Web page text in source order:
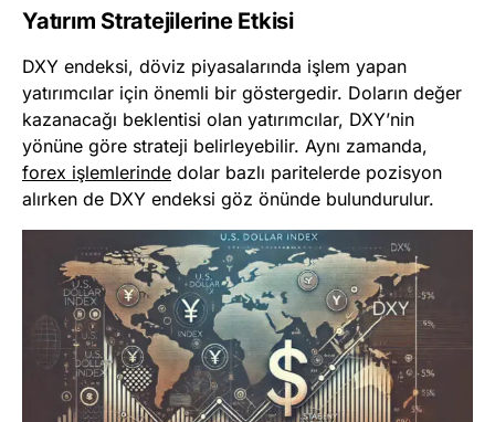
Yatırım Stratejilerine Etkisi
DXY endeksi, döviz piyasalarında işlem yapan
yatırımcılar için önemli bir göstergedir. Doların değer
kazanacağı beklentisi olan yatırımcılar, DXY’nin
yönüne göre strateji belirleyebilir. Aynı zamanda,
forex işlemlerinde dolar bazlı paritelerde pozisyon
alırken de DXY endeksi göz önünde bulundurulur.